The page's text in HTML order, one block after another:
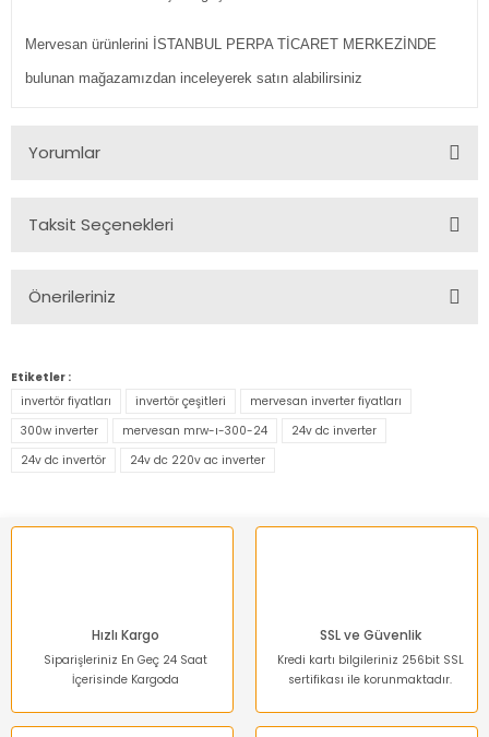
Mervesan ürünlerini İSTANBUL PERPA TİCARET MERKEZİNDE
bulunan mağazamızdan inceleyerek satın alabilirsiniz
Yorumlar
Taksit Seçenekleri
Önerileriniz
konularda yetersiz gördüğünüz noktaları öneri formunu
kullanarak tarafımıza iletebilirsiniz.
Görüş ve önerileriniz için teşekkür ederiz.
Ürün bilgilerinde hatalar bulunuyor.
Etiketler :
invertör fiyatları
invertör çeşitleri
mervesan inverter fiyatları
300w inverter
mervesan mrw-ı-300-24
24v dc inverter
24v dc invertör
24v dc 220v ac inverter
Hızlı Kargo
Siparişleriniz En Geç 24 Saat
İçerisinde Kargoda
SSL ve Güvenlik
Kredi kartı bilgileriniz 256bit SSL
sertifikası ile korunmaktadır.